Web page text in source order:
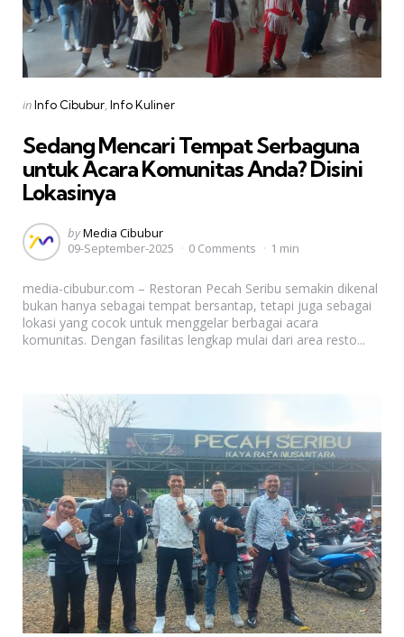
Categories
Posted
inInfo Cibubur Info Kuliner
Sedang Mencari Tempat Serbaguna
untuk Acara Komunitas Anda? Disini
Lokasinya
Posted
by
byMedia Cibubur
09-September-2025
0 Comments 1 min
media-cibubur.com – Restoran Pecah Seribu semakin dikenal
bukan hanya sebagai tempat bersantap, tetapi juga sebagai
lokasi yang cocok untuk menggelar berbagai acara
komunitas. Dengan fasilitas lengkap mulai dari area resto...